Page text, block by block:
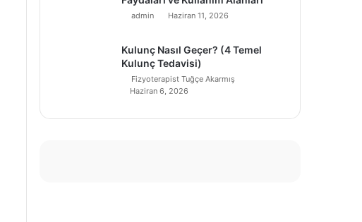
admin Haziran 11, 2026
Kulunç Nasıl Geçer? (4 Temel
Kulunç Tedavisi)
Fizyoterapist Tuğçe Akarmış
Haziran 6, 2026